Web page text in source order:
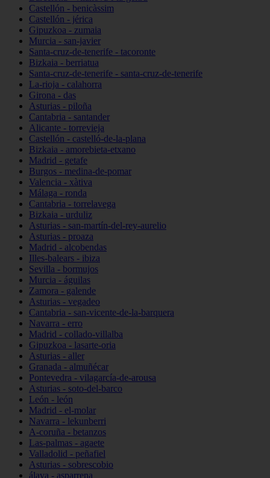
Castellón - benicàssim
Castellón - jérica
Gipuzkoa - zumaia
Murcia - san-javier
Santa-cruz-de-tenerife - tacoronte
Bizkaia - berriatua
Santa-cruz-de-tenerife - santa-cruz-de-tenerife
La-rioja - calahorra
Girona - das
Asturias - piloña
Cantabria - santander
Alicante - torrevieja
Castellón - castelló-de-la-plana
Bizkaia - amorebieta-etxano
Madrid - getafe
Burgos - medina-de-pomar
Valencia - xàtiva
Málaga - ronda
Cantabria - torrelavega
Bizkaia - urduliz
Asturias - san-martín-del-rey-aurelio
Asturias - proaza
Madrid - alcobendas
Illes-balears - ibiza
Sevilla - bormujos
Murcia - águilas
Zamora - galende
Asturias - vegadeo
Cantabria - san-vicente-de-la-barquera
Navarra - erro
Madrid - collado-villalba
Gipuzkoa - lasarte-oria
Asturias - aller
Granada - almuñécar
Pontevedra - vilagarcía-de-arousa
Asturias - soto-del-barco
León - león
Madrid - el-molar
Navarra - lekunberri
A-coruña - betanzos
Las-palmas - agaete
Valladolid - peñafiel
Asturias - sobrescobio
álava - asparrena